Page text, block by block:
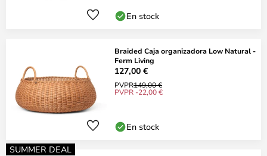
En stock
Braided Caja organizadora Low Natural -
Ferm Living
127,00 €
PVPR149,00 €
PVPR -22,00 €
En stock
SUMMER DEAL